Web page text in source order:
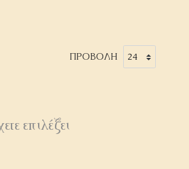
ΠΡΟΒΟΛΗ
επιλέξει